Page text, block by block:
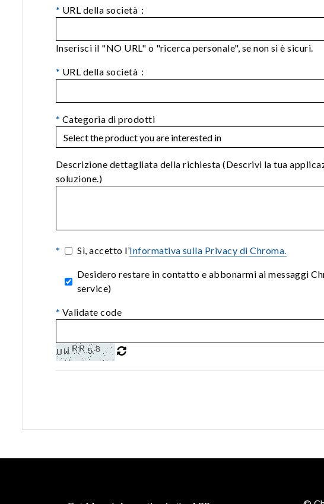
* URL della società：
Inserisci il "NO URL" o "ricerca personale", se non si è sicuri.
* URL della società：
* Categoria di prodotti
Descrizione dettagliata della richiesta (Descrivi la tua
soluzione.)
* Sì, accetto l’Informativa sulla Privacy di Chroma.
Desidero restare in contatto e abbonarmi ai messaggi
service)
* Validate code